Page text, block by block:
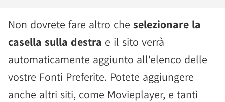
Non dovrete fare altro che selezionare la
casella sulla destra e il sito verrà
automaticamente aggiunto all'elenco delle
vostre Fonti Preferite. Potete aggiungere
anche altri siti, come Movieplayer, e tanti